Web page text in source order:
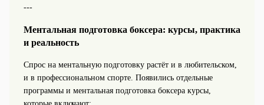
---
Ментальная подготовка боксера: курсы, практика
и реальность
Спрос на ментальную подготовку растёт и в любительском,
и в профессиональном спорте. Появились отдельные
программы и ментальная подготовка боксера курсы,